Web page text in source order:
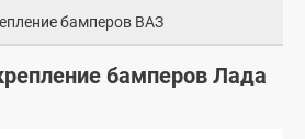
бамперов ВАЗ
бамперов Лада